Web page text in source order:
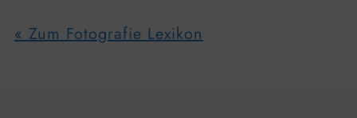
« Zum Fotografie Lexikon